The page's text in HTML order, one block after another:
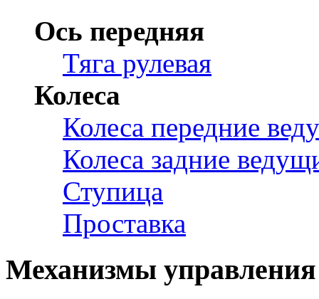
Ось передняя
Тяга рулевая
Колеса
Колеса передние
Колеса задние
Ступица
Проставка
Механизмы управления